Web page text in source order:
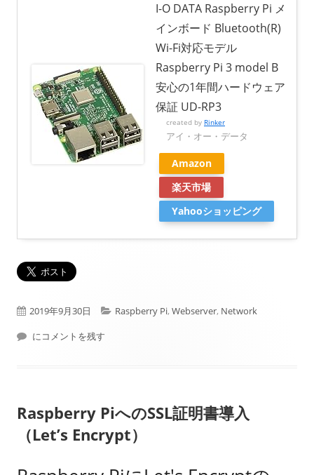
I-O DATA Raspberry Pi メ
インボード Bluetooth(R)
Wi-Fi対応モデル
Raspberry Pi 3 model B
安心の1年間ハードウェア
保証 UD-RP3
created by Rinker
アイ・オー・データ
Amazon
楽天市場
Yahooショッピング
公
開
2019年9月30日
カ
ー
Raspberry Pi, Webserver, Network
Raspberry Pi で仮想ホストWEBサーバー
にコメントを残す
Raspberry PiへのSSL証明書導入
（Let’s Encrypt）